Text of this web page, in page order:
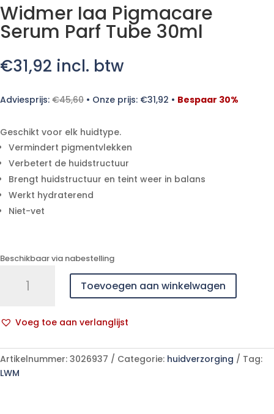
Widmer Iaa Pigmacare
Serum Parf Tube 30ml
€31,92 incl. btw
Adviesprijs: €45,60 • Onze prijs: €31,92 • Bespaar 30%
Geschikt voor elk huidtype.
Vermindert pigmentvlekken
Verbetert de huidstructuur
Brengt huidstructuur en teint weer in balans
Werkt hydraterend
Niet-vet
Beschikbaar via nabestelling
Parf
30ml
aantal
Toevoegen aan winkelwagen
Voeg toe aan verlanglijst
l
t
e
Artikelnummer: 3026937 Categorie: huidverzorging
Tag:
LWM